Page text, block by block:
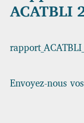
ACATBLI
Envoyez-nous